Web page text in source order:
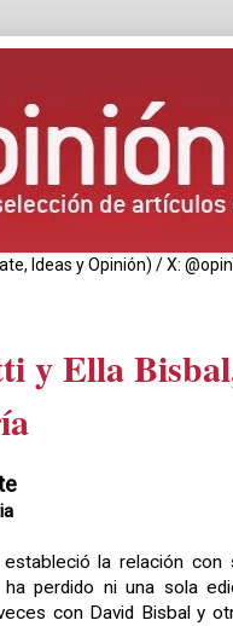
Ideas y Opinión) / X:
y Ella
la relación con
perdido ni una sola
con David Bisbal y